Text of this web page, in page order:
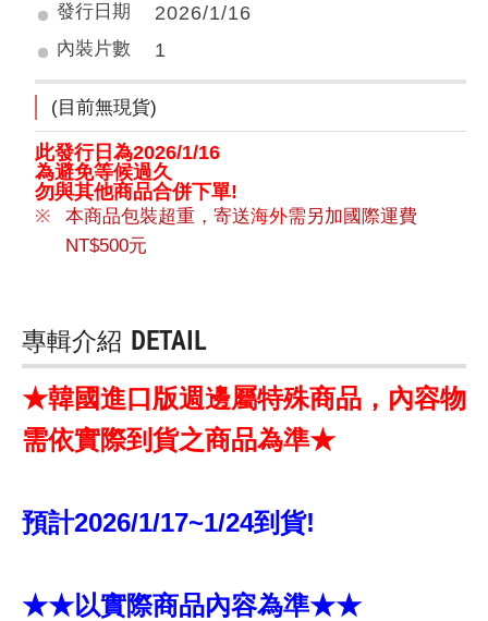
發行日期 2026/1/16
內裝片數 1
(目前無現貨)
此發行日為2026/1/16
為避免等候過久
勿與其他商品合併下單!
本商品包裝超重，寄送海外需另加國際運費
NT$500元
專輯介紹 DETAIL
★韓國進口版週邊屬特殊商品，內容物
需依實際到貨之商品為準★
預計2026/1/17~1/24到貨!
★★以實際商品內容為準★★